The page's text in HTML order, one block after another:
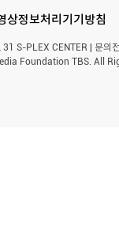
상정보처리기기방침
31 S-PLEX CENTER | 문
Foundation TBS. All